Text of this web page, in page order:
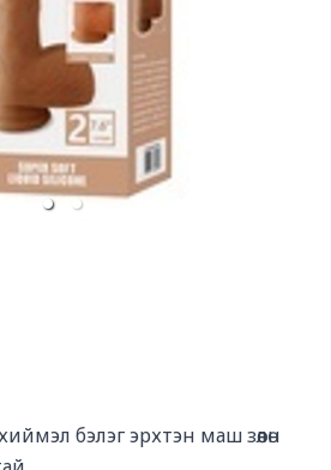
бэлэг эрхтэн маш зөөлөн